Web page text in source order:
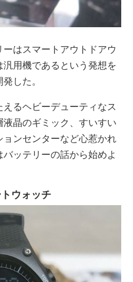
はスマートアウトドアウ
用機であるという発想を
した。
るヘビーデューティなス
晶のギミック、すいすい
ンセンターなど心惹かれ
ッテリーの話から始めよ
ウォッチ